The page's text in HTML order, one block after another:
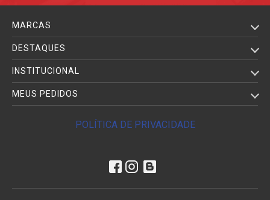
MARCAS
DESTAQUES
INSTITUCIONAL
MEUS PEDIDOS
POLÍTICA DE PRIVACIDADE